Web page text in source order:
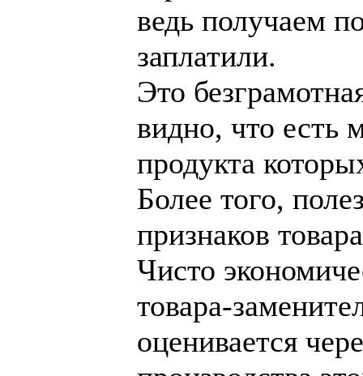
ведь получаем
заплатили.
Это
видно, что есть
продукта
Более того,
признаков
Чисто
товара-
оценивается